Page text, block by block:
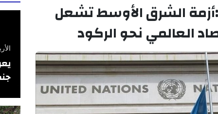
:أزمة الشرق الأوسط تشعل
العالمي نحو الركود
الأربعاء 26